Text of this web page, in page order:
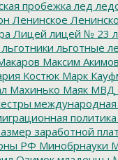
пробежка лед
Ленинское
Лицей лицей № 23
льготники льготные
Максим Акимов
Костюк Марк
Махинько Маяк МВД
международная
политика
заработной
РФ Минобрнауки